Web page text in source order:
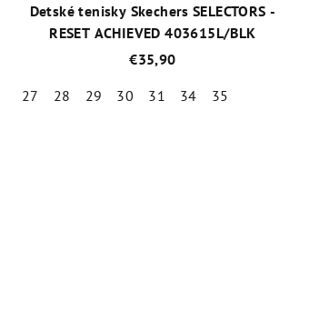
Detské tenisky Skechers SELECTORS -
RESET ACHIEVED 403615L/BLK
€35,90
27
28 29 30 31 34 35